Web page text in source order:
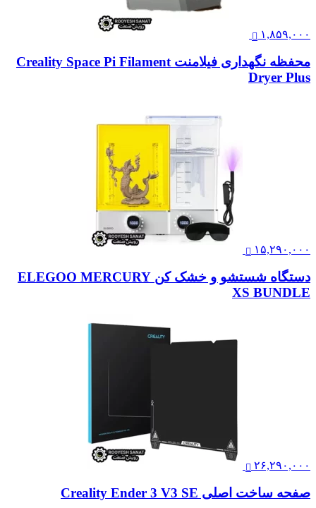
۱,۸۵۹,۰۰۰
محفظه نگهداری فیلامنت Creality Space Pi Filament
Dryer Plus
۱۵,۲۹۰,۰۰۰
دستگاه شستشو و خشک کن ELEGOO MERCURY
XS BUNDLE
۲۶,۲۹۰,۰۰۰
صفحه ساخت اصلی Creality Ender 3 V3 SE